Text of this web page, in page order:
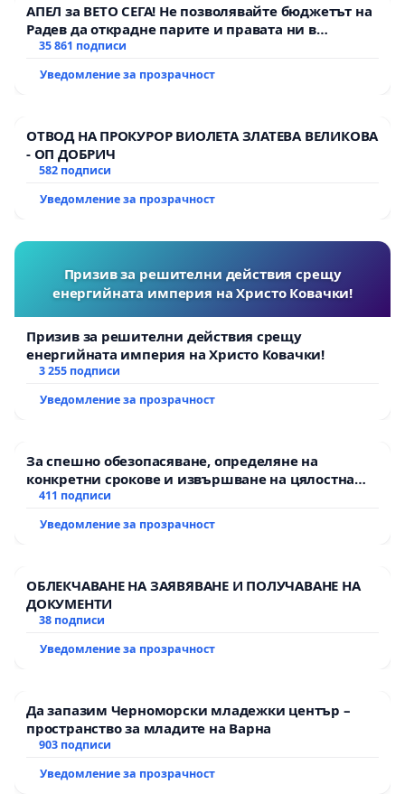
АПЕЛ за ВЕТО СЕГА! Не позволявайте бюджетът на
Радев да открадне парите и правата ни в
тъмното
35 861 подписи
Уведомление за прозрачност
ОТВОД НА ПРОКУРОР ВИОЛЕТА ЗЛАТЕВА ВЕЛИКОВА
- ОП ДОБРИЧ
582 подписи
Уведомление за прозрачност
Призив за решителни действия срещу
енергийната империя на Христо Ковачки!
Призив за решителни действия срещу
енергийната империя на Христо Ковачки!
3 255 подписи
Уведомление за прозрачност
За спешно обезопасяване, определяне на
конкретни срокове и извършване на цялостна
рехабилитация на републиканския път между
Мирово - к.к. Момин проход
411 подписи
Уведомление за прозрачност
ОБЛЕКЧАВАНЕ НА ЗАЯВЯВАНЕ И ПОЛУЧАВАНЕ НА
ДОКУМЕНТИ
38 подписи
Уведомление за прозрачност
Да запазим Черноморски младежки център –
пространство за младите на Варна
903 подписи
Уведомление за прозрачност